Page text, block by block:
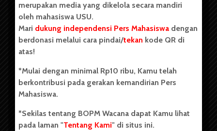
Badan Otonom Pers Mahasiswa (BOPM) Wacana merupakan
pers mahasiswa yang berdiri di luar kampus dan dikelola
secara mandiri oleh mahasiswa Universitas Sumatera Utara
(USU). Sebelumnya BOPM Wacana merupakan salah satu
Unit Kegiatan Mahasiswa (UKM) di Universitas Sumatera
berdiri pada 1 Juli 1995.
Kontribusi
merupakan media yang dikelola secara mandiri
oleh mahasiswa USU.
Mari dukung independensi Pers Mahasiswa dengan
berdonasi melalui cara pindai/tekan kode QR di
atas!
*Mulai dengan minimal Rp10 ribu, Kamu telah
berkontribusi pada gerakan kemandirian Pers
Mahasiswa.
*Sekilas tentang BOPM Wacana dapat Kamu lihat
pada laman "Tentang Kami" di situs ini.